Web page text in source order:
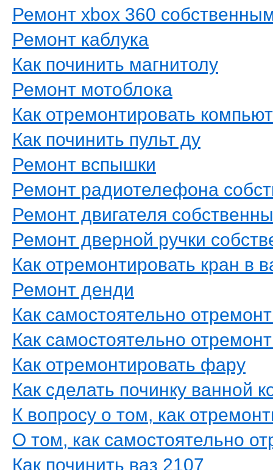
Ремонт xbox 360
Ремонт каблука
Как починить магнитолу
Ремонт мотоблока
Как отремонтировать
Как починить пульт ду
Ремонт вспышки
Ремонт радиотелефона
Ремонт двигателя
Ремонт дверной ручки
Как отремонтировать кран в
Ремонт денди
Как самостоятельно
Как самостоятельно
Как отремонтировать фару
Как сделать починку ванной
К вопросу о том, как
О том, как самостоятельно
Как починить ваз 2107